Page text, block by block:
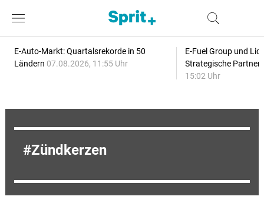
E-Auto-Markt: Quartalsrekorde in 50
Ländern 07.08.2026, 11:55 Uhr
E-Fuel Group und
Strategische
15:02 Uhr
Zündkerzen